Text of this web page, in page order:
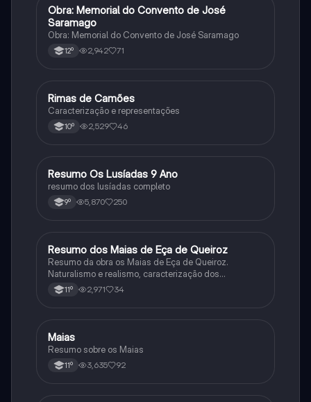
Português
Obra: Memorial do Convento de José
Saramago
Obra: Memorial do Convento de José Saramago
12º 2,942 71
Português
Rimas de Camões
Caracterização e representações
10º 2,529 46
Português
Resumo Os Lusíadas 9 Ano
resumo dos lusíadas completo
9º 5,870 250
Português
Resumo dos Maias de Eça de Queiroz
Resumo da obra os Maias de Eça de Queiroz.
Naturalismo e realismo, caracterização dos
personagens e contexto histórico.
11º 2,971 34
Português
Maias
Resumo sobre os Maias
11º 3,635 92